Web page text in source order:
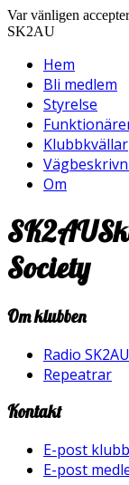
Var vänligen
SK2AU
Hem
Bli medlem
Styrelse
Klubbkvällar
Om
SK2AU
Society
Om klubben
Radio SK2AU
Repeatrar
Kontakt
E-post
E-post